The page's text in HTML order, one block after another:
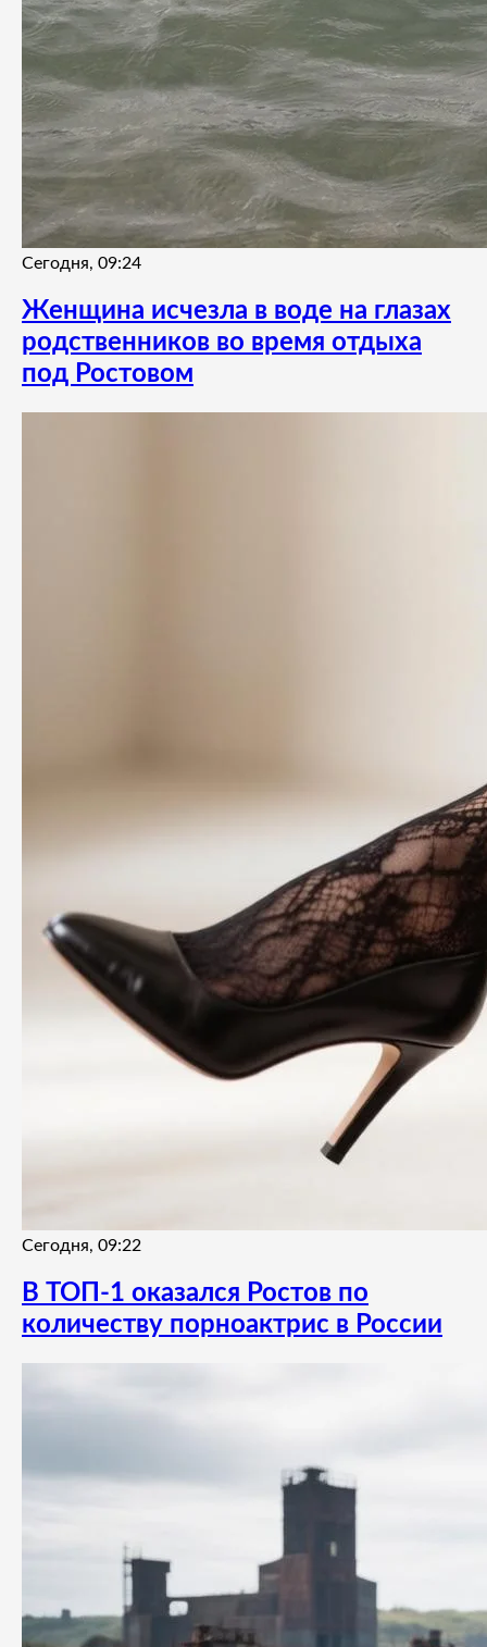
Сегодня, 09:24
Женщина исчезла в воде на глазах
родственников во время отдыха
под Ростовом
Сегодня, 09:22
В ТОП-1 оказался Ростов по
количеству порноактрис в России